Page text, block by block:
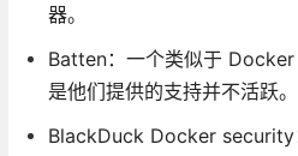
器。
Batten：一个类似于
是他们提供的支持并不活跃。
BlackDuck Docker security